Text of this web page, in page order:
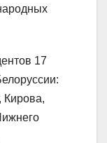
17
Кирова,